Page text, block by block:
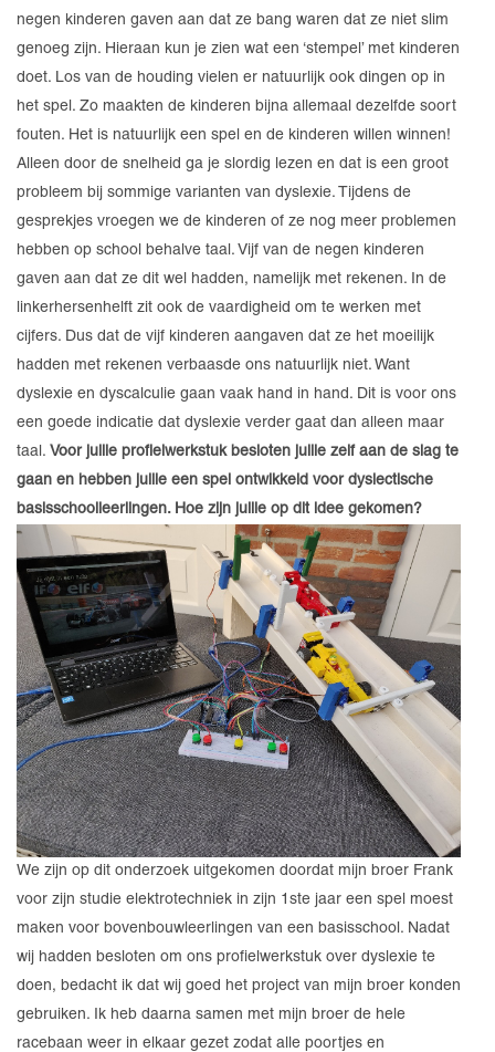
negen kinderen gaven aan dat ze bang waren dat ze niet slim
genoeg zijn. Hieraan kun je zien wat een ‘stempel’ met kinderen
doet. Los van de houding vielen er natuurlijk ook dingen op in
het spel. Zo maakten de kinderen bijna allemaal dezelfde soort
fouten. Het is natuurlijk een spel en de kinderen willen winnen!
Alleen door de snelheid ga je slordig lezen en dat is een groot
probleem bij sommige varianten van dyslexie. Tijdens de
gesprekjes vroegen we de kinderen of ze nog meer problemen
hebben op school behalve taal. Vijf van de negen kinderen
gaven aan dat ze dit wel hadden, namelijk met rekenen. In de
linkerhersenhelft zit ook de vaardigheid om te werken met
cijfers. Dus dat de vijf kinderen aangaven dat ze het moeilijk
hadden met rekenen verbaasde ons natuurlijk niet. Want
dyslexie en dyscalculie gaan vaak hand in hand. Dit is voor ons
een goede indicatie dat dyslexie verder gaat dan alleen maar
taal. Voor jullie profielwerkstuk besloten jullie zelf aan de slag te
gaan en hebben jullie een spel ontwikkeld voor dyslectische
basisschoolleerlingen. Hoe zijn jullie op dit idee gekomen?
We zijn op dit onderzoek uitgekomen doordat mijn broer Frank
voor zijn studie elektrotechniek in zijn 1ste jaar een spel moest
maken voor bovenbouwleerlingen van een basisschool. Nadat
wij hadden besloten om ons profielwerkstuk over dyslexie te
doen, bedacht ik dat wij goed het project van mijn broer konden
gebruiken. Ik heb daarna samen met mijn broer de hele
racebaan weer in elkaar gezet zodat alle poortjes en